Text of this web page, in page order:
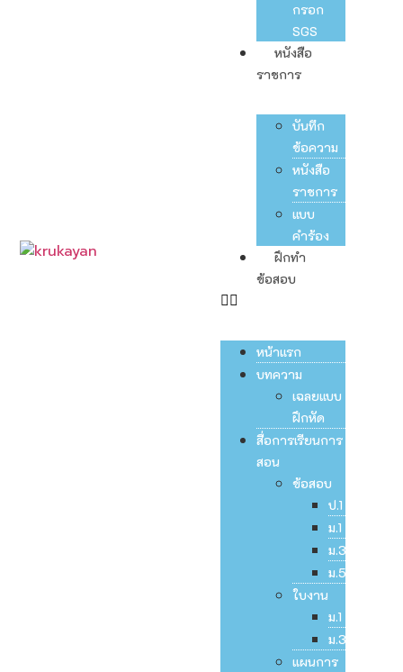
กรอก
SGS
หนังสือ
ราชการ
บันทึก
ข้อความ
หนังสือ
ราชการ
แบบ
คำร้อง
ฝึกทำ
ข้อสอบ
หน้าแรก
บทความ
เฉลยแบบ
ฝึกหัด
สื่อการเรียนการ
สอน
ข้อสอบ
ป.1
ม.1
ม.3
ม.5
ใบงาน
ม.1
ม.3
แผนการ